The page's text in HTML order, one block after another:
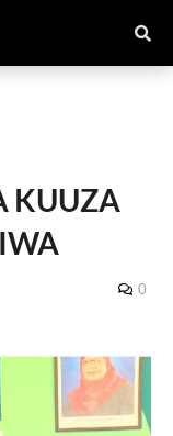
KUUZA
0